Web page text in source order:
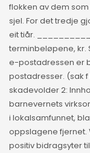
flokken av dem
sjel. For det tredje
eit tiår.
terminbeløpene, kr.
e-postadressen er
postadresser. (sak
skadevolder 2:
barnevernets
i lokalsamfunnet,
oppslagene fjernet.
positiv bidragsyter